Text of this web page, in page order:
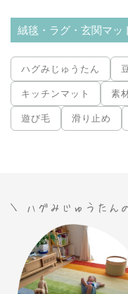
絨毯・ラグ・玄関マッ
ハグみじゅうたん
キッチンマット 素
遊び毛 滑り止め